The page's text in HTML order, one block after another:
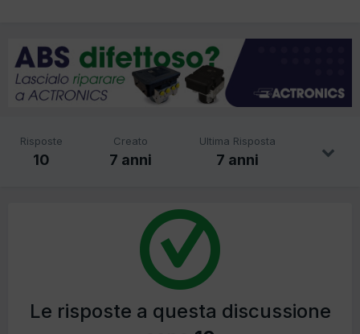
Risposte
10
Creato
7 anni
Ultima Risposta
7 anni
Le risposte a questa discussione